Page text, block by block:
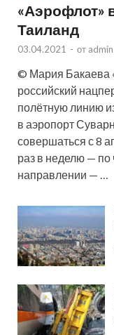
«Аэрофлот»
Таиланд
03.04.2021 - от admin
© Мария Бакаева
российский
полётную линию
в аэропорт
совершаться с 8
раз в неделю — по
направлении — …